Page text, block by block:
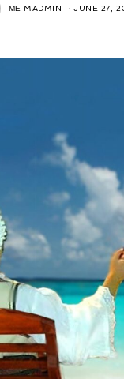
ΜΕ MADMIN JUNE 27,